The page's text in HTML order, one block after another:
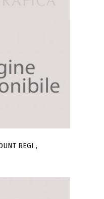
REGI ,